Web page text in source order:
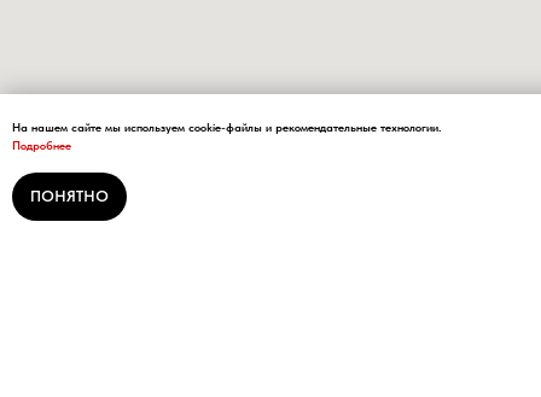
На нашем сайте мы используем cookie-файлы и рекомендательные технологии.
Подробнее
ПОНЯТНО